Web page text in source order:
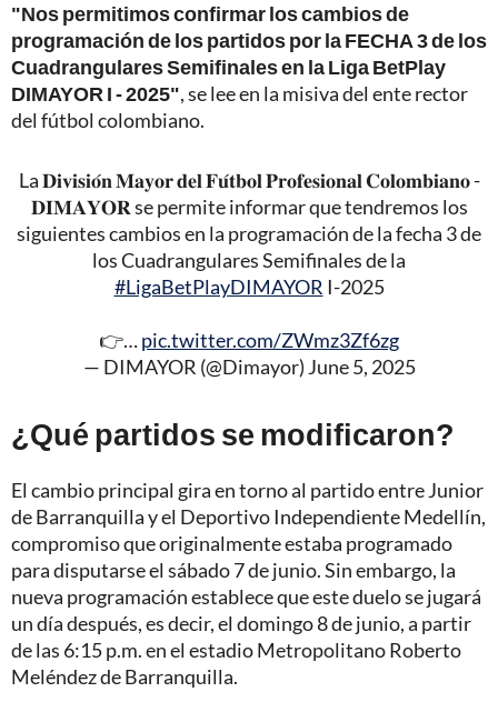
"Nos permitimos confirmar los cambios de
programación de los partidos por la FECHA 3 de los
Cuadrangulares Semifinales en la Liga BetPlay
DIMAYOR I - 2025", se lee en la misiva del ente rector
del fútbol colombiano.
La 𝐃𝐢𝐯𝐢𝐬𝐢𝐨́𝐧 𝐌𝐚𝐲𝐨𝐫 𝐝𝐞𝐥 𝐅𝐮́𝐭𝐛𝐨𝐥 𝐏𝐫𝐨𝐟𝐞𝐬𝐢𝐨𝐧𝐚𝐥 𝐂𝐨𝐥𝐨𝐦𝐛𝐢𝐚𝐧𝐨 -
𝐃𝐈𝐌𝐀𝐘𝐎𝐑 se permite informar que tendremos los
siguientes cambios en la programación de la fecha 3 de
los Cuadrangulares Semifinales de la
#LigaBetPlayDIMAYOR I-2025
👉…pic.twitter.com/ZWmz3Zf6zg
— DIMAYOR (@Dimayor) June 5, 2025
¿Qué partidos se modificaron?
El cambio principal gira en torno al partido entre Junior
de Barranquilla y el Deportivo Independiente Medellín,
compromiso que originalmente estaba programado
para disputarse el sábado 7 de junio. Sin embargo, la
nueva programación establece que este duelo se jugará
un día después, es decir, el domingo 8 de junio, a partir
de las 6:15 p.m. en el estadio Metropolitano Roberto
Meléndez de Barranquilla.